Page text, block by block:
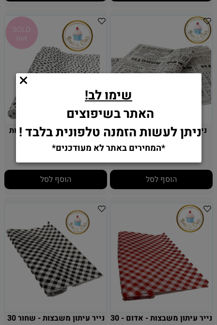
נייר עיתון מודפס 30 יחידות
הוסף לסל
נייר עיתון נקודות - 30יחידות
הוסף לסל
נייר עיתון משבצות - אדום - 30
נייר עיתון משבצות - שחור 30
שימו לב!
האתר בשיפוצים
ניתן לעשות הזמנה טלפונית בלבד !
*המחירים באתר לא מעודכנים*